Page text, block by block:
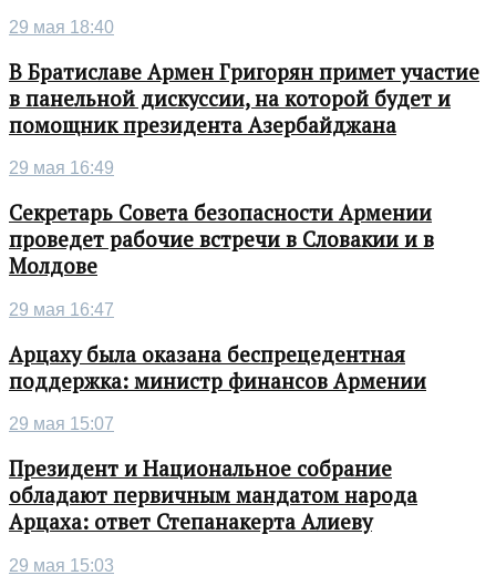
29 мая 18:40
В Братиславе Армен Григорян примет участие
в панельной дискуссии, на которой будет и
помощник президента Азербайджана
29 мая 16:49
Секретарь Совета безопасности Армении
проведет рабочие встречи в Словакии и в
Молдове
29 мая 16:47
Арцаху была оказана беспрецедентная
поддержка: министр финансов Армении
29 мая 15:07
Президент и Национальное собрание
обладают первичным мандатом народа
Арцаха: ответ Степанакерта Алиеву
29 мая 15:03